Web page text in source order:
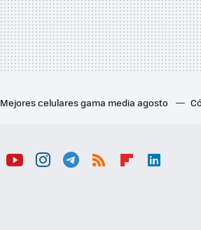
Mejores celulares gama media agosto